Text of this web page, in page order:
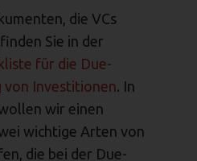
die VCs
Sie in der
für die Due-
von Investitionen. In
wir einen
wichtige Arten von
die bei der Due-